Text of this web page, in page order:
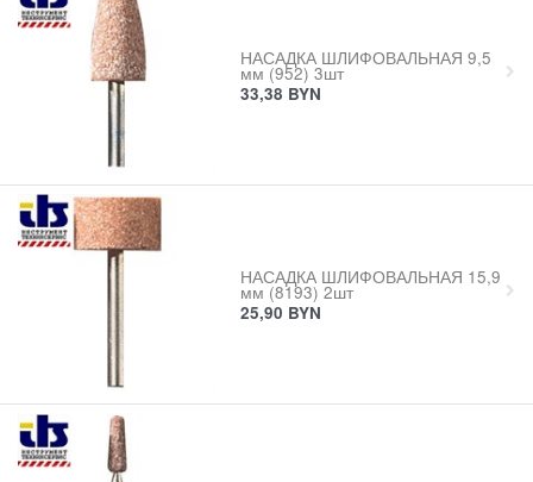
НАСАДКА ШЛИФОВАЛЬНАЯ 9,5
мм (952) 3шт
33,38 BYN
НАСАДКА ШЛИФОВАЛЬНАЯ 15,9
мм (8193) 2шт
25,90 BYN